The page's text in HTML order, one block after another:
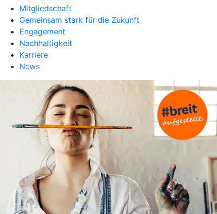
Mitgliedschaft
Gemeinsam stark für die Zukunft
Engagement
Nachhaltigkeit
Karriere
News